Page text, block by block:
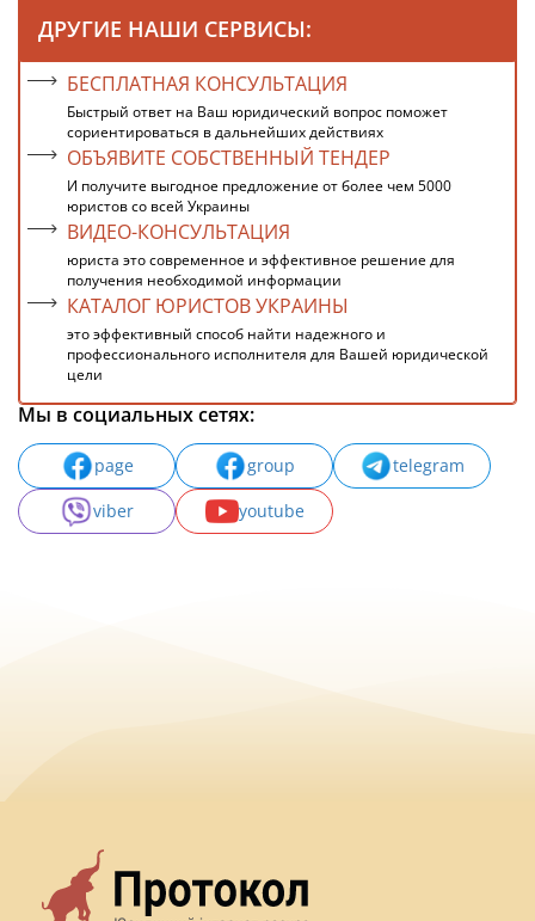
ДРУГИЕ НАШИ СЕРВИСЫ:
БЕСПЛАТНАЯ КОНСУЛЬТАЦИЯ
Быстрый ответ на Ваш юридический вопрос поможет
сориентироваться в дальнейших действиях
ОБЪЯВИТЕ СОБСТВЕННЫЙ ТЕНДЕР
И получите выгодное предложение от более чем 5000
юристов со всей Украины
ВИДЕО-КОНСУЛЬТАЦИЯ
юриста это современное и эффективное решение для
получения необходимой информации
КАТАЛОГ ЮРИСТОВ УКРАИНЫ
это эффективный способ найти надежного и
профессионального исполнителя для Вашей юридической
цели
Мы в социальных сетях:
page group
telegram
viber
youtube